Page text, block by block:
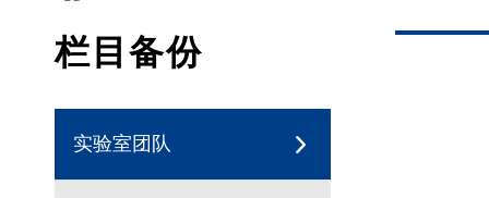
栏目备份
实验室团队